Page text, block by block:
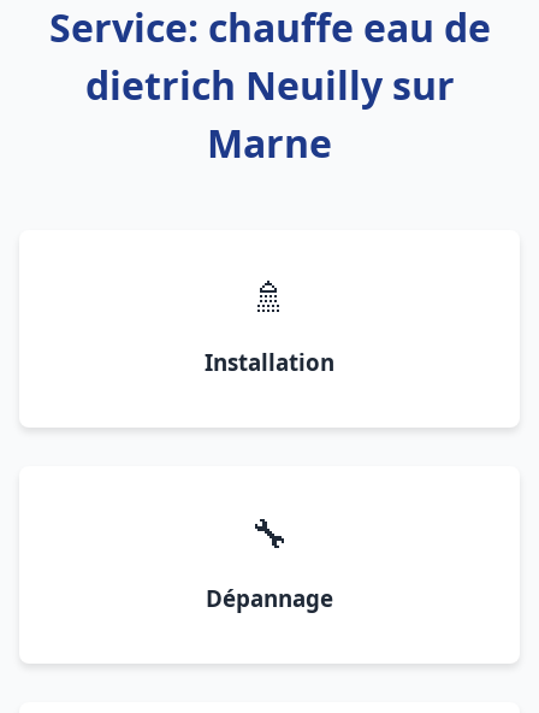
Service: chauffe eau de
dietrich Neuilly sur
Marne
🚿
Installation
🔧
Dépannage